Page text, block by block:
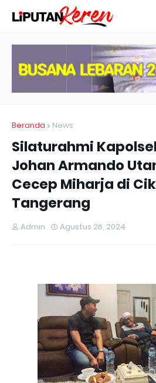
Beranda News
Silaturahmi
Johan Armando
Cecep Miharja di
Tangerang
Admin Agustus 26, 2024